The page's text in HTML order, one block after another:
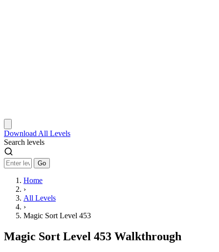
Download All Levels
Search levels
Go
Home
›
All Levels
›
Magic Sort Level 453
Magic Sort Level 453 Walkthrough